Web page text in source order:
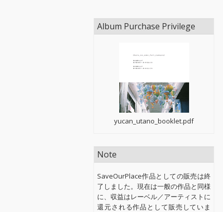
Album Purchase Privilege
yucan_utano_booklet.pdf
Note
SaveOurPlace作品としての販売は終
了しました。現在は一般の作品と同様
に、収益はレーベル／アーティストに
還元される作品として販売していま